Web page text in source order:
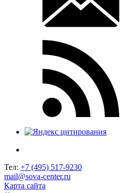
Тел: +7 (495) 517-9230
mail@sova-center.ru
Карта сайта